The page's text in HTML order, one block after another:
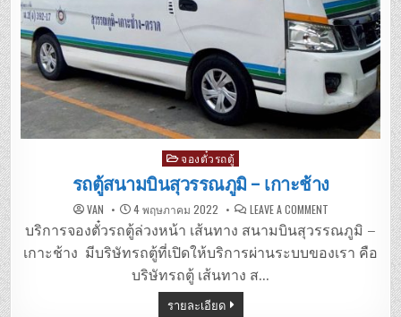
Posted
in
จองตั๋วรถตู้
รถตู้สนามบินสุวรรณภูมิ – เกาะช้าง
VAN 4 พฤษภาคม 2022 LEAVE A COMMENTON
ตู้
สนาม
บิน
สุวรรณภูมิ
บริการจองตั๋วรถตู้ล่วงหน้า เส้นทาง สนามบินสุวรรณภูมิ –
เกาะช้าง มีบริษัทรถตู้ที่เปิดให้บริการผ่านระบบของเรา คือ
บริษัทรถตู้ เส้นทาง ส…
รายละเอียด